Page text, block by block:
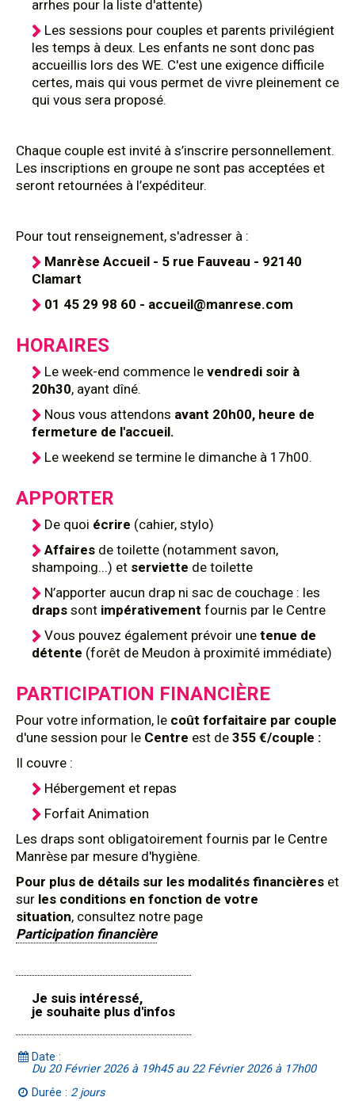
arrhes pour la liste d'attente)
Les sessions pour couples et parents privilégient
les temps à deux. Les enfants ne sont donc pas
accueillis lors des WE. C'est une exigence difficile
certes, mais qui vous permet de vivre pleinement ce
qui vous sera proposé.
Chaque couple est invité à s’inscrire personnellement.
Les inscriptions en groupe ne sont pas acceptées et
seront retournées à l’expéditeur.
Pour tout renseignement, s'adresser à :
Manrèse Accueil - 5 rue Fauveau - 92140
Clamart
01 45 29 98 60 - accueil@manrese.com
HORAIRES
Le week-end commence le vendredi soir à
20h30, ayant dîné.
Nous vous attendons avant 20h00, heure de
fermeture de l'accueil.
Le weekend se termine le dimanche à 17h00.
APPORTER
De quoi écrire (cahier, stylo)
Affaires de toilette (notamment savon,
shampoing...) et serviette de toilette
N’apporter aucun drap ni sac de couchage : les
draps sont impérativement fournis par le Centre
Vous pouvez également prévoir une tenue de
détente (forêt de Meudon à proximité immédiate)
PARTICIPATION FINANCIÈRE
Pour votre information, le coût forfaitaire par couple
d'une session pour le Centre est de 355 €/couple :
Il couvre :
Hébergement et repas
Forfait Animation
Les draps sont obligatoirement fournis par le Centre
Manrèse par mesure d'hygiène.
Pour plus de détails sur les modalités financières et
sur les conditions en fonction de votre
situation, consultez notre page
Participation financière
Je suis intéressé,
je souhaite plus d'infos
Date :
Du 20 Février 2026 à 19h45 au 22 Février 2026 à 17h00
Durée : 2 jours